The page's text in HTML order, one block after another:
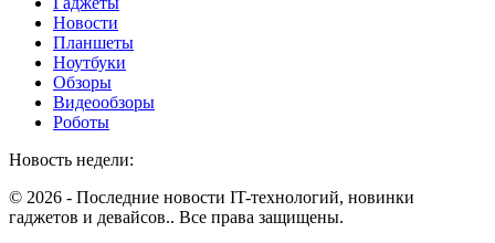
Новости
Планшеты
Ноутбуки
Обзоры
Видеообзоры
Роботы
Новость недели:
© 2026 - Последние новости IT-технологий, новинки
гаджетов и девайсов.. Все права защищены.